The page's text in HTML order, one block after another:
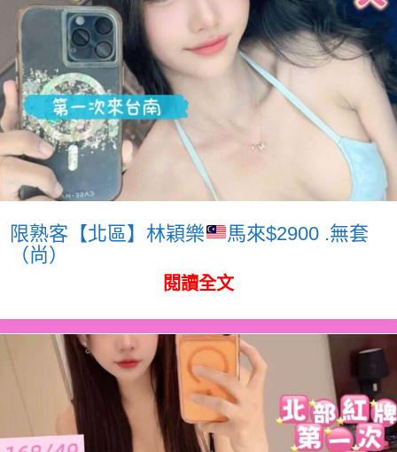
限熟客【北區】林穎樂
馬來$2900 .無套
（尚）
閱讀全文